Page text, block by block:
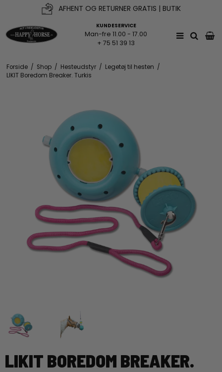
AFHENT OG RETURNER GRATIS | BUTIK
KUNDESERVICE
Man-fre 11.00 - 17.00
+ 75 51 39 13
Forside / Shop / Hesteudstyr / Legetøj til hesten /
LIKIT Boredom Breaker. Turkis
LIKIT BOREDOM BREAKER.